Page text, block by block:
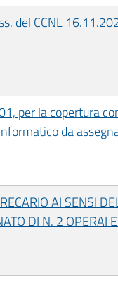
del CCNL
per la copertura
da
AI SENSI
DI N. 2 OPERAI